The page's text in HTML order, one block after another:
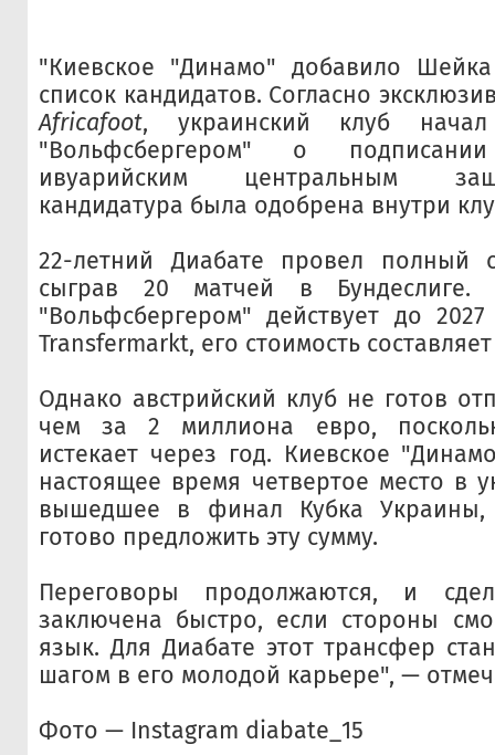
"Киевское "Динамо" добавило
список кандидатов. Согласно
Africafoot, украинский клуб
"Вольфсбергером" о
ивуарийским центральным
кандидатура была одобрена внутри
22-летний Диабате провел полный
сыграв 20 матчей в Бундеслиге.
"Вольфсбергером" действует до
Transfermarkt, его стоимость
Однако австрийский клуб не готов
чем за 2 миллиона евро,
истекает через год. Киевское
настоящее время четвертое место в
вышедшее в финал Кубка
готово предложить эту сумму.
Переговоры продолжаются, и
заключена быстро, если стороны
язык. Для Диабате этот трансфер
шагом в его молодой карьере", —
Фото — Instagram diabate_15